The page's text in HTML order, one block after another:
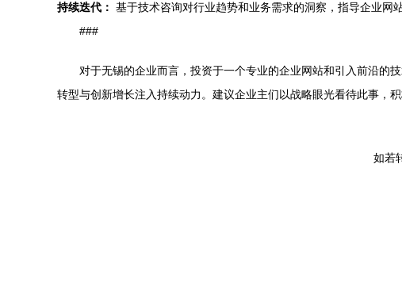
持续迭代： 基于技术咨询对行业趋势和业务需求的洞察，指导企业网
###
对于无锡的企业而言，投资于一个专业的企业网站和引入前沿的
转型与创新增长注入持续动力。建议企业主们以战略眼光看待此事，
如若